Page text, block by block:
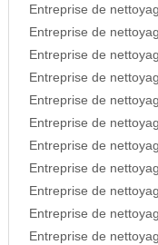
Entreprise de
Entreprise de
Entreprise de
Entreprise de
Entreprise de
Entreprise de
Entreprise de
Entreprise de
Entreprise de
Entreprise de
Entreprise de